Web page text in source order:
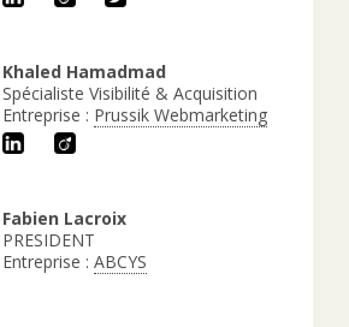
Khaled Hamadmad
Spécialiste Visibilité & Acquisition
Entreprise : Prussik Webmarketing
Fabien Lacroix
PRESIDENT
Entreprise : ABCYS